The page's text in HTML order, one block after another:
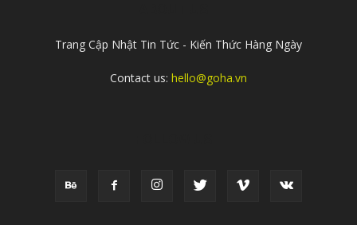
Trang Cập Nhật Tin Tức - Kiến Thức Hàng Ngày
Contact us: hello@goha.vn